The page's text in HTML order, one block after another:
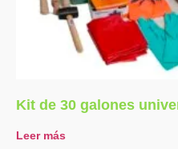
Kit de 30 galones
Leer más